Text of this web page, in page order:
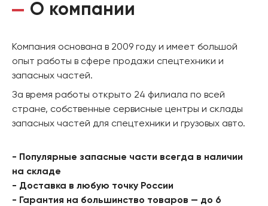
О компании
Компания основана в 2009 году и имеет большой
опыт работы в сфере продажи спецтехники и
запасных частей.
За время работы открыто 24 филиала по всей
стране, собственные сервисные центры и склады
запасных частей для спецтехники и грузовых авто.
- Популярные запасные части всегда в наличии
на складе
- Доставка в любую точку России
- Гарантия на большинство товаров — до 6